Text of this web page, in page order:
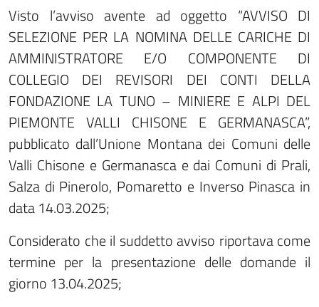
Visto l’avviso avente ad oggetto “AVVISO DI
SELEZIONE PER LA NOMINA DELLE CARICHE DI
AMMINISTRATORE E/O COMPONENTE DI
COLLEGIO DEI REVISORI DEI CONTI DELLA
FONDAZIONE LA TUNO – MINIERE E ALPI DEL
PIEMONTE VALLI CHISONE E GERMANASCA”,
pubblicato dall’Unione Montana dei Comuni delle
Valli Chisone e Germanasca e dai Comuni di Prali,
Salza di Pinerolo, Pomaretto e Inverso Pinasca in
data 14.03.2025;
Considerato che il suddetto avviso riportava come
termine per la presentazione delle domande il
giorno 13.04.2025;